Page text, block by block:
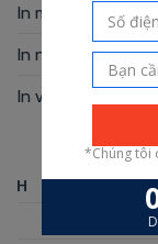
In menu Bình
In name card gấp
In voucher Spa –
H B T